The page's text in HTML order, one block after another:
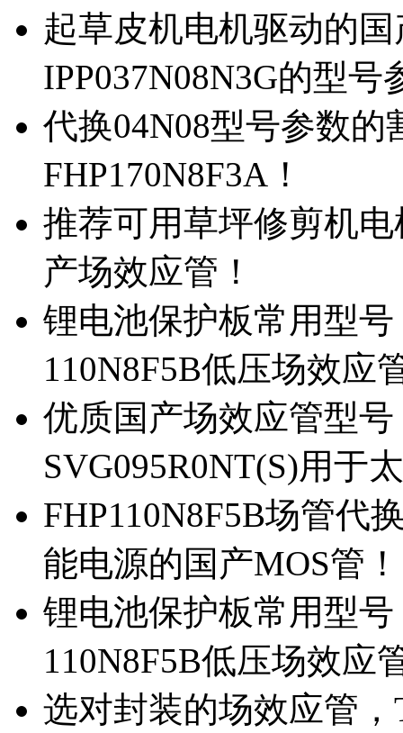
起草皮机电机驱动的
IPP037N08N3G的型号
代换04N08型号参数
FHP170N8F3A！
推荐可用草坪修剪机电
产场效应管！
锂电池保护板常用型号
110N8F5B低压场效应
优质国产场效应管型
SVG095R0NT(S)用于
FHP110N8F5B场管代
能电源的国产MOS管！
锂电池保护板常用型
110N8F5B低压场效应
选对封装的场效应管